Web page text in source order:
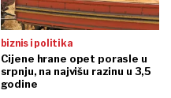
biznis i politika
Cijene hrane opet porasle u
srpnju, na najvišu razinu u 3,5
godine